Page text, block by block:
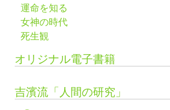
運命を知る
女神の時代
死生観
オリジナル電子書籍
吉濱流「人間の研究」